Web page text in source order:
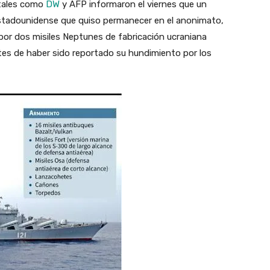
como DW y AFP informaron el viernes que un
que quiso permanecer en el anonimato,
dos misiles Neptunes de fabricación ucraniana
de haber sido reportado su hundimiento por los